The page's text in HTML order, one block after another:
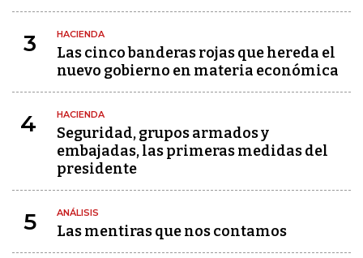
3 HACIENDA
Las cinco banderas rojas que hereda el
nuevo gobierno en materia económica
4 HACIENDA
Seguridad, grupos armados y
embajadas, las primeras medidas del
presidente
5 ANÁLISIS
Las mentiras que nos contamos